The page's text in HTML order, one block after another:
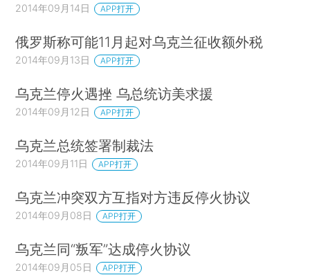
2014年09月14日 APP打开
俄罗斯称可能11月起对乌克兰征收额外税
2014年09月13日 APP打开
乌克兰停火遇挫 乌总统访美求援
2014年09月12日 APP打开
乌克兰总统签署制裁法
2014年09月11日 APP打开
乌克兰冲突双方互指对方违反停火协议
2014年09月08日 APP打开
乌克兰同“叛军”达成停火协议
2014年09月05日 APP打开